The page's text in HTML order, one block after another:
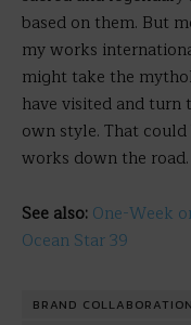
based on them. But
my works
might take the
have visited and turn
own style. That
works down the road.
See also: One-Week
Ocean Star 39
BRAND